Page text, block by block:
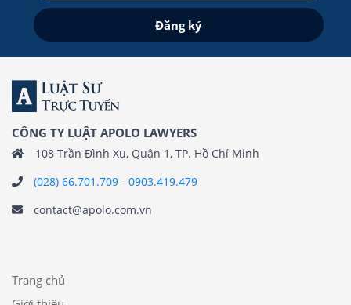
CÔNG TY LUẬT APOLO LAWYERS
108 Trần Đình Xu, Quận 1, TP. Hồ Chí Minh
(028) 66.701.709 - 0903.419.479
contact@apolo.com.vn
Trang chủ